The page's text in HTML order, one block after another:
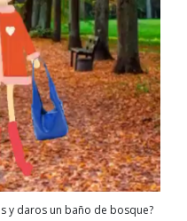
y daros un baño de bosque?